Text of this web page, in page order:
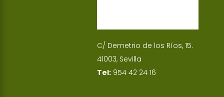
C/ Demetrio de los Ríos, 15.
41003, Sevilla
Tel: 954 42 24 16